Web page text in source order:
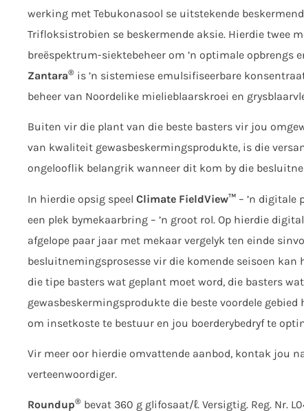
werking met Tebukonasool se uitstekende
Trifloksistrobien se beskermende aksie. Hierdie twee
breëspektrum-siektebeheer om ’n optimale opbrengs
Zantara® is ’n sistemiese emulsifiseerbare
beheer van Noordelike mielieblaarskroei en
Buiten vir die plant van die beste basters vir jou
van kwaliteit gewasbeskermingsprodukte, is die
ongelooflik belangrik wanneer dit kom by die
In hierdie opsig speel Climate FieldView™ – ’n digitale
een plek bymekaarbring – ’n groot rol. Op hierdie
afgelope paar jaar met mekaar vergelyk ten einde
besluitnemingsprosesse vir die komende seisoen
die tipe basters wat geplant moet word, die basters
gewasbeskermingsprodukte die beste voordele
om insetkoste te bestuur en jou boerderybedryf te
Vir meer oor hierdie omvattende aanbod, kontak jou
verteenwoordiger.
Roundup® bevat 360 g glifosaat/ℓ. Versigtig. Reg. Nr.